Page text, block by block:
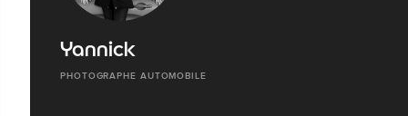
Yannick
PHOTOGRAPHE AUTOMOBILE